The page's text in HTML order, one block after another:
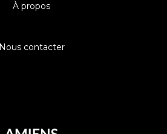
À propos
Nous contacter